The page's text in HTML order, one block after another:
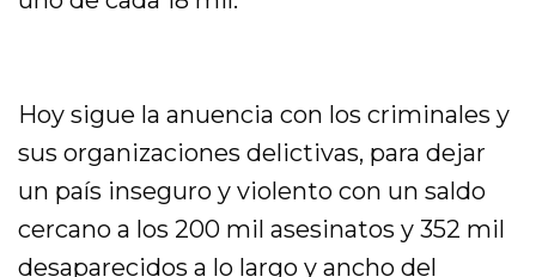
Hoy sigue la anuencia con los criminales y
sus organizaciones delictivas, para dejar
un país inseguro y violento con un saldo
cercano a los 200 mil asesinatos y 352 mil
desaparecidos a lo largo y ancho del